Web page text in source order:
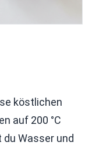
köstlichen
auf 200 °C
Wasser und